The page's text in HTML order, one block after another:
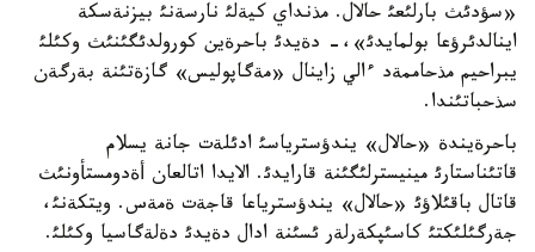
«سؤدئث بارلئعئ حالال. مذنداي كيةلئ نارسةنئ بيزنةسكة
اينالدئرؤعا بولمايدئ»،- دةيدئ باحرةين كورولدئگئنئث وكئلئ
يبراحيم مذحاممةد ءالي زاينال «مةگاپوليس» گازةتئنة بةرگةن
سذحباتئندا.
باحرةيندة «حالال» يندؤسترياسئ ادئلةت جانة يسلام
قاتئناستارئ مينيسترلئگئنة قارايدئ. الايدا اتالعان أةدومستأونئث
قاتال باقئلاؤئ «حالال» يندؤسترياعا قاجةت ةمةس. ويتكةنئ،
جةرگئلئكتئ كاسئپكةرلةر ئسئنة ادال دةيدئ دةلةگاسيا وكئلئ.